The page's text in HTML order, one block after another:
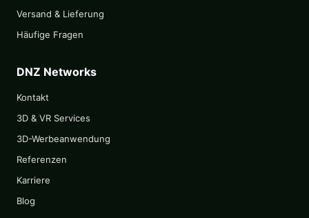
Versand & Lieferung
Häufige Fragen
DNZ Networks
Kontakt
3D & VR Services
3D-Werbeanwendung
Referenzen
Karriere
Blog